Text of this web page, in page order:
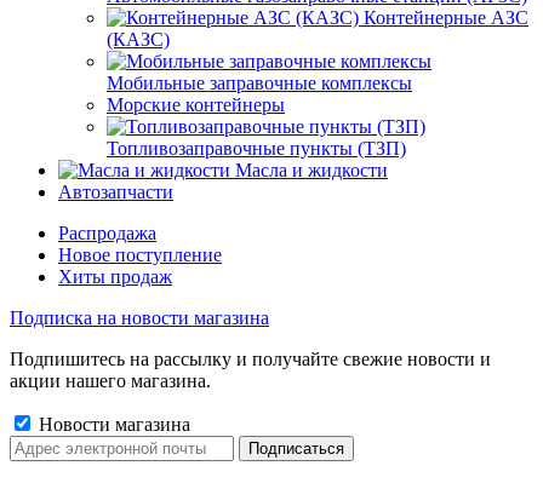
Контейнерные АЗС
(КАЗС)
Мобильные заправочные комплексы
Морские контейнеры
Топливозаправочные пункты (ТЗП)
Масла и жидкости
Автозапчасти
Распродажа
Новое поступление
Хиты продаж
Подписка на новости магазина
Подпишитесь на рассылку и получайте свежие новости и
акции нашего магазина.
Новости магазина